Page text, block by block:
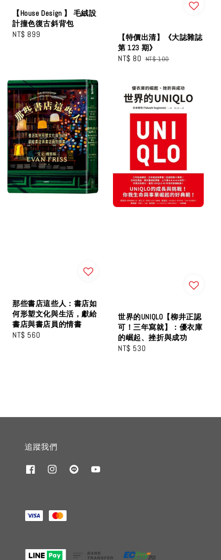
【House Design 】 毛絨設
計撞色復古斜背包
Regular
NT$ 899
【特價出清】《大誌雜誌
第 123 期》
Sale
NT$ 80 Regular
NT$ 100
那些書店這些人：書店如
何形塑文化與生活，獻給
書店與書店員的情書
Regular
NT$ 560
世界的UNIQLO【柳井正認
可！三年寫就】：優衣庫
的崛起、挫折與成功
Regular
NT$ 530
追蹤我們